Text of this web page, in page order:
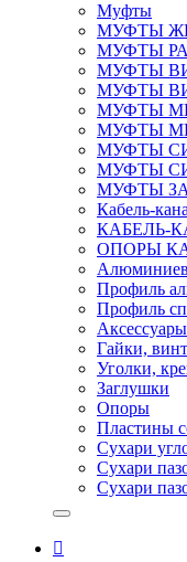
Муфты
МУФТЫ
МУФТЫ
МУФТЫ
МУФТЫ
МУФТЫ
МУФТЫ
МУФТЫ
МУФТЫ
МУФТЫ
Кабель-
КАБЕЛЬ-
ОПОРЫ
Профиль
Профиль
Гайки,
Уголки,
Заглушки
Опоры
Пластины
Сухари
Сухари
Сухари
